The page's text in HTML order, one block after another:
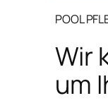
POOL
Wir
um